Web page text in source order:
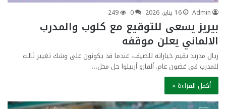
Admin
16 يناير، 2026 0
249
بيريز يسعى للتوقيع مع كلوب والمدرب
الالماني يعلن موقفه
ريال مدريد يقيم خياراته للصيف، عندما قد يكونون على وشك تغيير ثالث
للمدرب في غضون عام. ألفارو أربيلوا حل محل…
أكمل القراءة »